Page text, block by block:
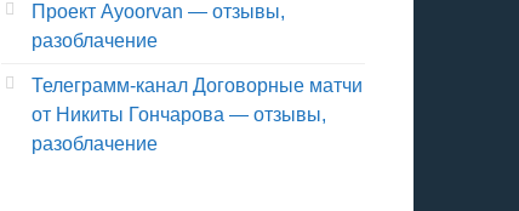
Проект Ayoorvan — отзывы,
разоблачение
Телеграмм-канал Договорные матчи
от Никиты Гончарова — отзывы,
разоблачение